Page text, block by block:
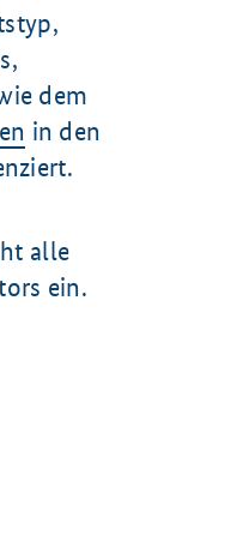
dem
in den
alle
ein.